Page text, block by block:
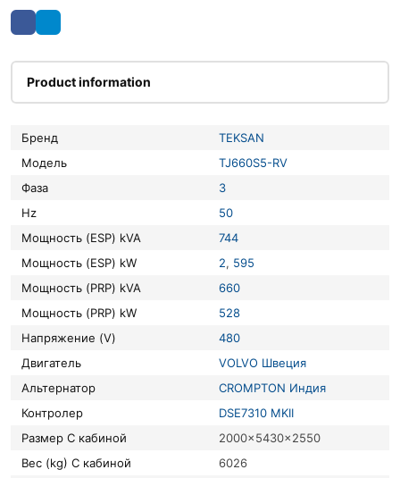
Product information
Бренд
TEKSAN
Модель
TJ660S5-RV
Фаза
3
Hz
50
Мощность (ESP) kVA
744
Мощность (ESP) kW
2, 595
Мощность (PRP) kVA
660
Мощность (PRP) kW
528
Напряжение (V)
480
Двигатель
VOLVO Швеция
Альтернатор
CROMPTON Индия
Контролер
DSE7310 MKII
Размер С кабиной
2000x5430x2550
Вес (kg) С кабиной
6026